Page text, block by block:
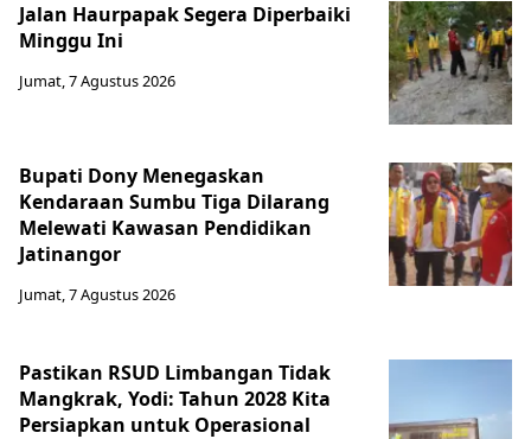
Jalan Haurpapak Segera Diperbaiki
Minggu Ini
Jumat, 7 Agustus 2026
Bupati Dony Menegaskan
Kendaraan Sumbu Tiga Dilarang
Melewati Kawasan Pendidikan
Jatinangor
Jumat, 7 Agustus 2026
Pastikan RSUD Limbangan Tidak
Mangkrak, Yodi: Tahun 2028 Kita
Persiapkan untuk Operasional